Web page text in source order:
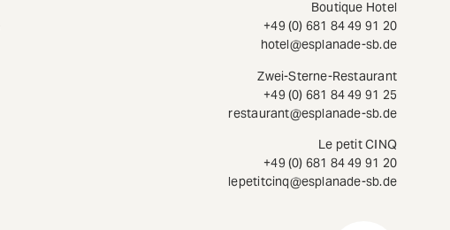
Boutique Hotel
+49 (0) 681 84 49 91 20
hotel@esplanade-sb.de
Zwei-Sterne-Restaurant
+49 (0) 681 84 49 91 25
restaurant@esplanade-sb.de
Le petit CINQ
+49 (0) 681 84 49 91 20
lepetitcinq@esplanade-sb.de